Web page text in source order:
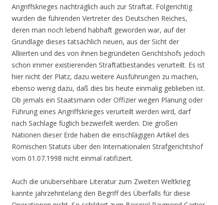
Angriffskrieges nachträglich auch zur Straftat. Folgerichtig
wurden die führenden Vertreter des Deutschen Reiches,
deren man noch lebend habhaft geworden war, auf der
Grundlage dieses tatsächlich neuen, aus der Sicht der
Alliierten und des von ihnen begründeten Gerichtshofs jedoch
schon immer existierenden Straftatbestandes verurteilt. Es ist
hier nicht der Platz, dazu weitere Ausführungen zu machen,
ebenso wenig dazu, daß dies bis heute einmalig geblieben ist.
Ob jemals ein Staatsmann oder Offizier wegen Planung oder
Führung eines Angriffskrieges verurteilt werden wird, darf
nach Sachlage füglich bezweifelt werden. Die großen
Nationen dieser Erde haben die einschlägigen Artikel des
Römischen Statuts über den Internationalen Strafgerichtshof
vom 01.07.1998 nicht einmal ratifiziert.
Auch die unübersehbare Literatur zum Zweiten Weltkrieg
kannte jahrzehntelang den Begriff des Überfalls für diese